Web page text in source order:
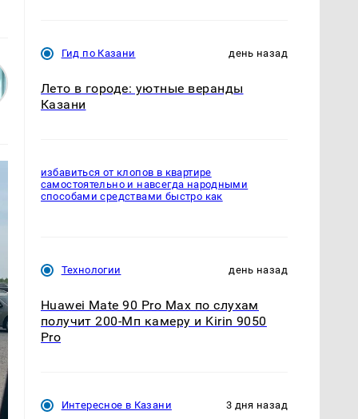
Гид по Казани день назад
Лето в городе: уютные веранды
Казани
избавиться от клопов в квартире
самостоятельно и навсегда народными
способами средствами быстро как
Технологии день назад
Huawei Mate 90 Pro Max по слухам
получит 200-Мп камеру и Kirin 9050
Pro
Интересное в Казани 3 дня назад